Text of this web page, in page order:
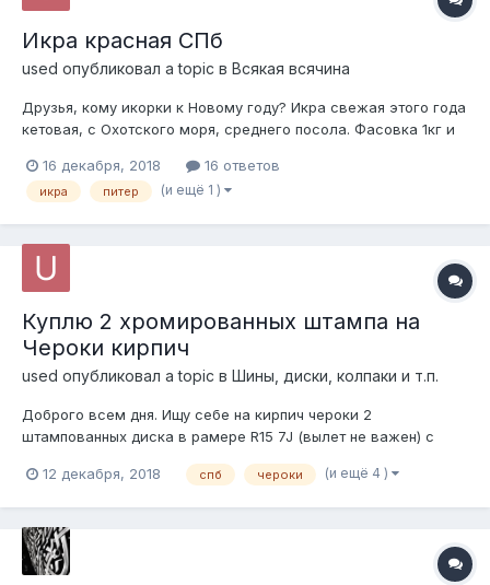
Икра красная СПб
used опубликовал a topic в Всякая всячина
Друзья, кому икорки к Новому году? Икра свежая этого года
кетовая, с Охотского моря, среднего посола. Фасовка 1кг и
+79817067988 Дмитрий
16 декабря, 2018 16 ответов
икра питер (и ещё 1 )
Куплю 2 хромированных штампа на
Чероки кирпич
used опубликовал a topic в Шины, диски, колпаки и т.п.
Доброго всем дня. Ищу себе на кирпич чероки 2
штампованных диска в рамере R15 7J (вылет не важен) с
просьба такое не предлагать, так как купил по случаю два
китайские за 5500 знаю где вз...
12 декабря, 2018 спб чероки (и ещё 4 )